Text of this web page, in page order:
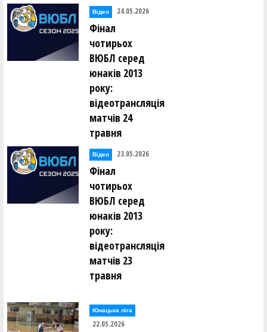
Відео 24.05.2026
Фінал
чотирьох
ВЮБЛ серед
юнаків 2013
року:
відеотрансляція
матчів 24
травня
Відео 23.05.2026
Фінал
чотирьох
ВЮБЛ серед
юнаків 2013
року:
відеотрансляція
матчів 23
травня
Юнацька ліга
22.05.2026